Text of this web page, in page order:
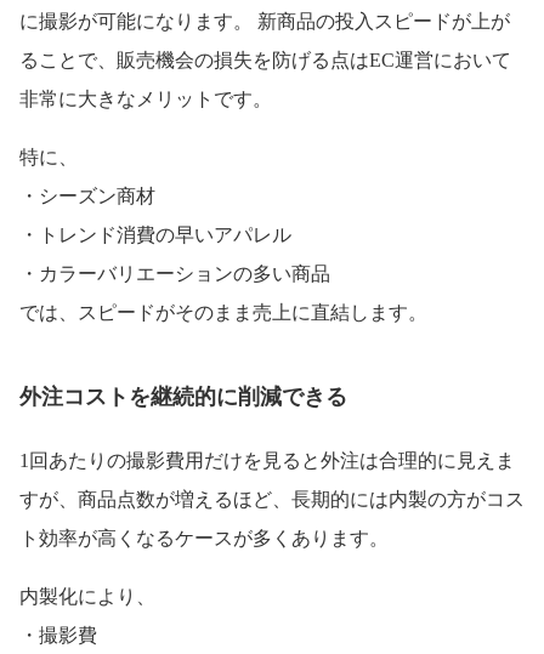
に撮影が可能になります。 新商品の投入スピードが上が
ることで、販売機会の損失を防げる点はEC運営において
非常に大きなメリットです。
特に、
・シーズン商材
・トレンド消費の早いアパレル
・カラーバリエーションの多い商品
では、スピードがそのまま売上に直結します。
外注コストを継続的に削減できる
1回あたりの撮影費用だけを見ると外注は合理的に見えま
すが、商品点数が増えるほど、長期的には内製の方がコス
ト効率が高くなるケースが多くあります。
内製化により、
・撮影費